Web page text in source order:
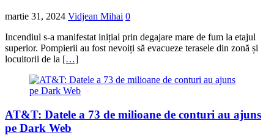
martie 31, 2024 Vidjean Mihai 0
Incendiul s-a manifestat inițial prin degajare mare de fum la etajul
superior. Pompierii au fost nevoiți să evacueze terasele din zonă și
locuitorii de la […]
AT&T: Datele a 73 de milioane de conturi au ajuns
pe Dark Web